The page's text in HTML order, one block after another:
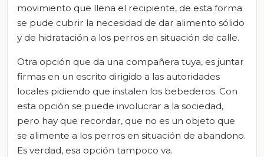
movimiento que llena el recipiente, de esta forma
se pude cubrir la necesidad de dar alimento sólido
y de hidratación a los perros en situación de calle.
Otra opción que da una compañera tuya, es juntar
firmas en un escrito dirigido a las autoridades
locales pidiendo que instalen los bebederos. Con
esta opción se puede involucrar a la sociedad,
pero hay que recordar, que no es un objeto que
se alimente a los perros en situación de abandono.
Es verdad, esa opción tampoco va.